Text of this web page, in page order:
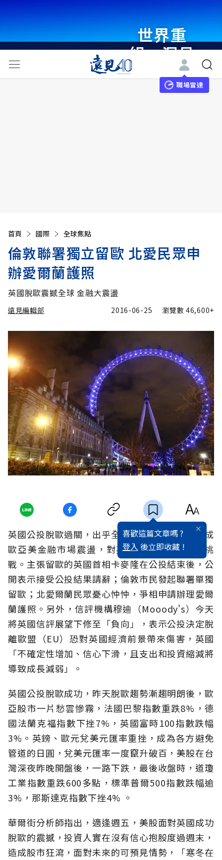
世界重
組・洞見
未來 與
世界領袖
職場雷達
首頁 國際 全球焦點
倫敦聯署獨立留歐 北愛民眾申
辦愛爾蘭護照
英國脫歐震撼全球 金融大震盪
遠見編輯部 2016-06-25 瀏覽數46,600+
喜歡這篇文章嗎 ?
登入 後立即收藏 !
英國公投脫歐過關，出乎全球意料之外，除了造成
歐亞美金融市場震盪，對英國內政也引發不少挑
戰。主張留歐的英國首相卡麥隆在公投結束後，公
開表示接受公投結果請辭；倫敦市民發起聯署單獨
留歐；北愛爾蘭民眾憂心忡忡，爭相申請辦理愛爾
蘭護照。另外，信評機構穆迪（Mooody's）今天
將英國信評展望下修至「負向」，表示公投決定脫
離歐盟（EU）恐對英國經濟前景帶來傷害 ，英國
「不確定性增加、信心下滑，且支出和投資縮減將
導致成長減弱」。
英國公投脫歐成功，昨天脫歐趨勢漸趨明朗後，歐
亞股市一片愁雲慘霧， 法國巴黎指數重跌8% ，德
國法蘭克福指數下挫7% ，英國富時100指數跌幅
3% 。英鎊、歐元兌美元匯率重挫，成為各方避免
管道的日圓，兌美元匯率一度竄升破百， 美股在台
灣深夜昨晚開盤後，一路下跌，最後收盤時，道瓊
工業指數重跌600多點，標準普爾500指數跌幅逾
3% ，那斯達克指數下挫4% 。
華爾街分析師指出，適逢週五，美股面對英國成功
脫歐的震撼，投資人實在沒有信心抱股度過週末，
造成股市狂瀉，面對未來的可預見情勢，「寒冬在